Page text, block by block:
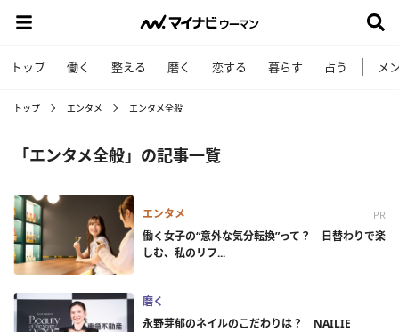
トップ 働く 整える 磨く 恋する 暮らす 占う メ
トップ エンタメ エンタメ全般
「エンタメ全般」の記事一覧
エンタメ PR
働く女子の“意外な気分転換”って？ 日替わりで楽
しむ、私のリフ...
磨く
永野芽郁のネイルのこだわりは？ NAILIE